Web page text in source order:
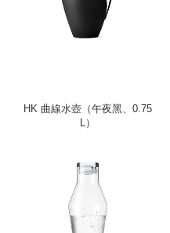
HK 曲線水壺（午夜黑、0.75
L）